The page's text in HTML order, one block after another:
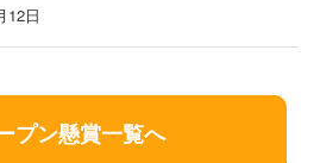
12日
プン懸賞一覧へ